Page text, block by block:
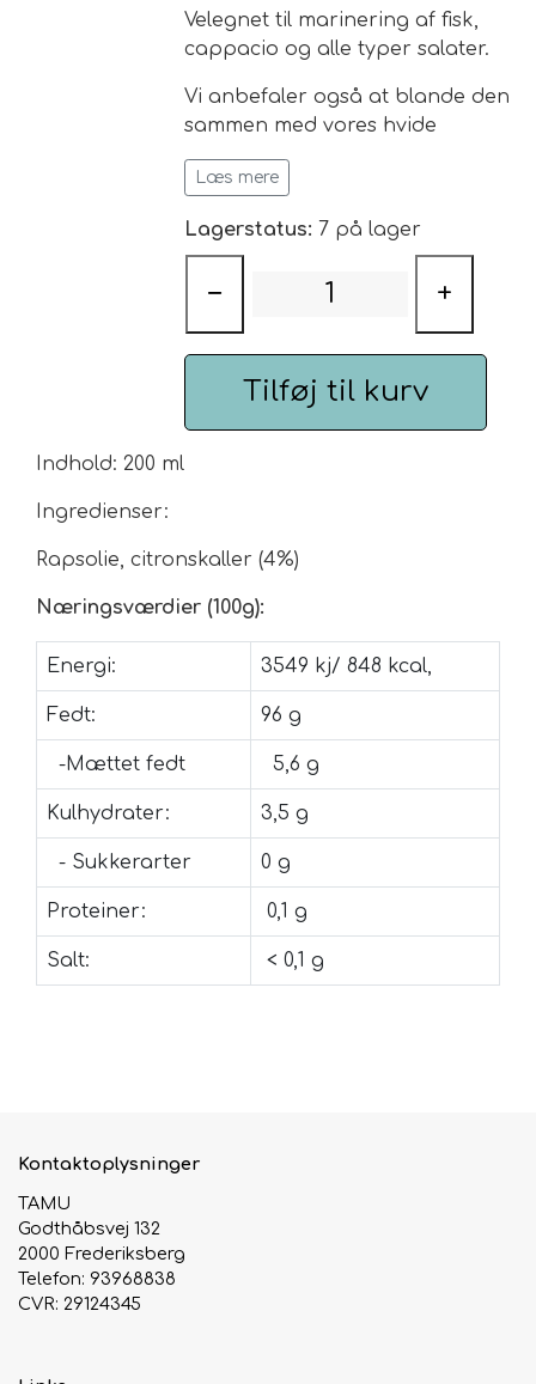
Sort Te
Grøn Te
Grøn Hvid Te
Hvid Te
Urte & Frugt teer
Husets Teblandinger
Chaplon Te
Kusmi Te
Matcha te og tilbehør
Åbningstider
Velegnet til marinering af fisk,
cappacio og alle typer salater.
Vi anbefaler også at blande den
sammen med vores hvide
balsamico creme, så har du en
dejlig, frisk og sødmefyld
Læs mere
Lagerstatus: 7 på lager
− +
Tilføj til kurv
Indhold: 200 ml
Ingredienser:
Rapsolie, citronskaller (4%)
Næringsværdier (100g):
Energi: 3549 kj/ 848 kcal,
Fedt: 96 g
-Mættet fedt 5,6 g
Kulhydrater: 3,5 g
- Sukkerarter 0 g
Proteiner: 0,1 g
Salt: < 0,1 g
Kontaktoplysninger
TAMU
Godthåbsvej 132
2000 Frederiksberg
Telefon: 93968838
CVR: 29124345